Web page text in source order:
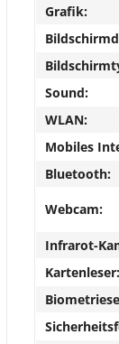
Grafik:
Sound:
WLAN:
Mobiles
Bluetooth:
Webcam:
Infrarot-
Kartenleser: